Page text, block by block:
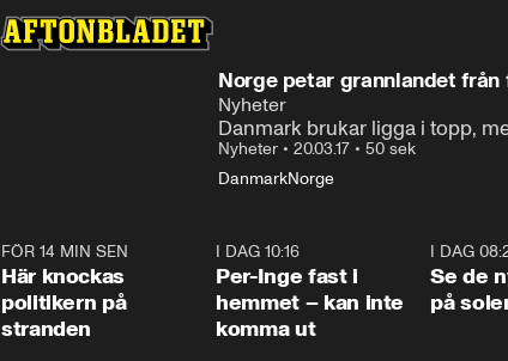
Norge petar grannlandet
Nyheter
Danmark brukar ligga i topp,
Nyheter • 20.03.17 • 50 sek
DanmarkNorge
FÖR 14 MIN SEN
Här knockas
politikern på
stranden
I DAG 10:16
Per-Inge fast i
hemmet – kan inte
komma ut
I DAG
Se de
på